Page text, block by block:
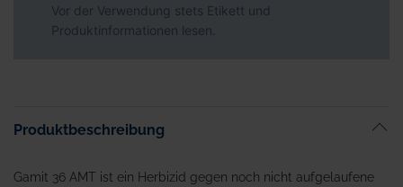
Vor der Verwendung stets Etikett und
Produktinformationen lesen.
Produktbeschreibung
Gamit 36 AMT ist ein Herbizid gegen noch nicht aufgelaufene